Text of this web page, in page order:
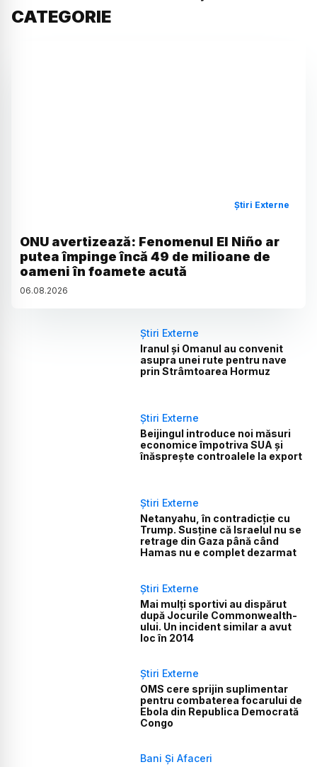
CATEGORIE
Știri Externe
ONU avertizează: Fenomenul El Niño ar
putea împinge încă 49 de milioane de
oameni în foamete acută
06.08.2026
Știri Externe
Iranul și Omanul au convenit
asupra unei rute pentru nave
prin Strâmtoarea Hormuz
Știri Externe
Beijingul introduce noi măsuri
economice împotriva SUA și
înăsprește controalele la export
Știri Externe
Netanyahu, în contradicție cu
Trump. Susține că Israelul nu se
retrage din Gaza până când
Hamas nu e complet dezarmat
Știri Externe
Mai mulți sportivi au dispărut
după Jocurile Commonwealth-
ului. Un incident similar a avut
loc în 2014
Știri Externe
OMS cere sprijin suplimentar
pentru combaterea focarului de
Ebola din Republica Democrată
Congo
Bani Și Afaceri